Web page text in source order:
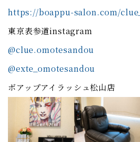
https://boappu-salon.com/
東京表参道instagram
@clue.omotesandou
@exte_omotesandou
ボアップアイラッシュ松山店